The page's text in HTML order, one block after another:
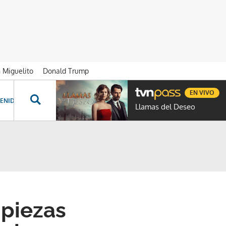
Miguelito Donald Trump
ESPECIALES NOVELAS PROGRAMAS GENTE TVN
Llamas del Deseo
EN VIVO